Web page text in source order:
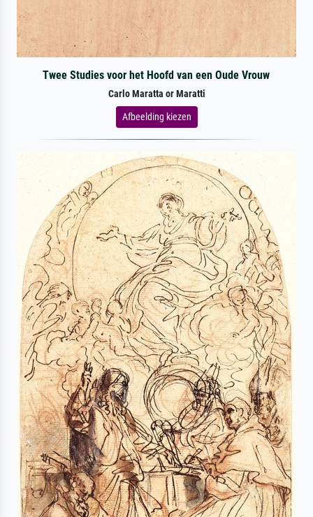
Twee Studies voor het Hoofd van een Oude Vrouw
Carlo Maratta or Maratti
Afbeelding kiezen